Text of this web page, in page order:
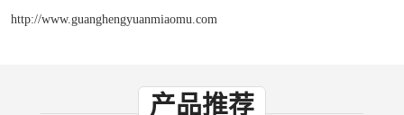
http://www.guanghengyuanmiaomu.com
产品推荐